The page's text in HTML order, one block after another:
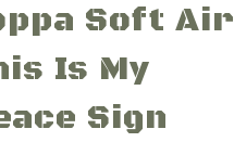
Soft Air
Is My
Sign